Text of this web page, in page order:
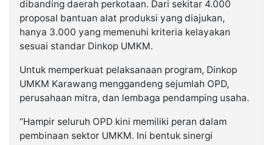
dibanding daerah perkotaan. Dari sekitar 4.000
proposal bantuan alat produksi yang diajukan,
hanya 3.000 yang memenuhi kriteria kelayakan
sesuai standar Dinkop UMKM.
Untuk memperkuat pelaksanaan program, Dinkop
UMKM Karawang menggandeng sejumlah OPD,
perusahaan mitra, dan lembaga pendamping usaha.
“Hampir seluruh OPD kini memiliki peran dalam
pembinaan sektor UMKM. Ini bentuk sinergi